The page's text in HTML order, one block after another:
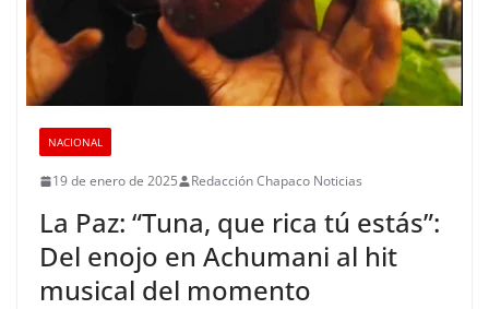
NACIONAL
19 de enero de 2025 Redacción Chapaco Noticias
La Paz: “Tuna, que rica tú estás”:
Del enojo en Achumani al hit
musical del momento